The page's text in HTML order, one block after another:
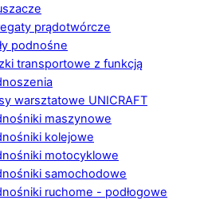
prądotwórcze
podnośne
transportowe z funkcją
warsztatowe UNICRAFT
maszynowe
kolejowe
motocyklowe
samochodowe
ruchome - podłogowe